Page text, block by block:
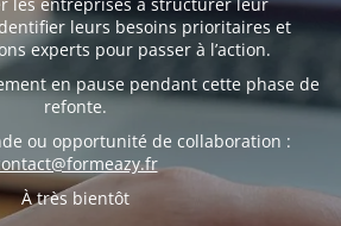
leurs besoins prioritaires et
experts pour passer à l’action.
en pause pendant cette phase de
refonte.
ou opportunité de collaboration :
À très bientôt